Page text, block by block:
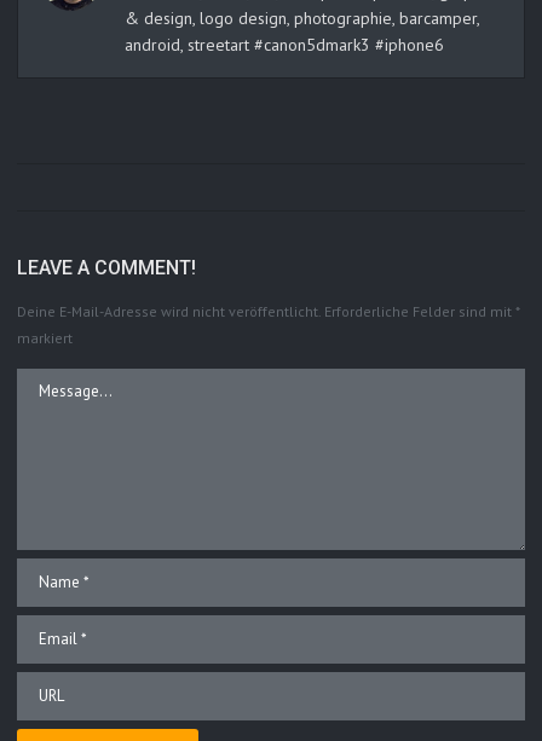
& design, logo design, photographie, barcamper,
android, streetart #canon5dmark3 #iphone6
LEAVE A COMMENT!
Deine E-Mail-Adresse wird nicht veröffentlicht. Erforderliche Felder sind mit *
markiert